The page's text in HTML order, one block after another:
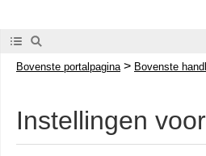
Bovenste portalpagina > Bovenste
Instellingen